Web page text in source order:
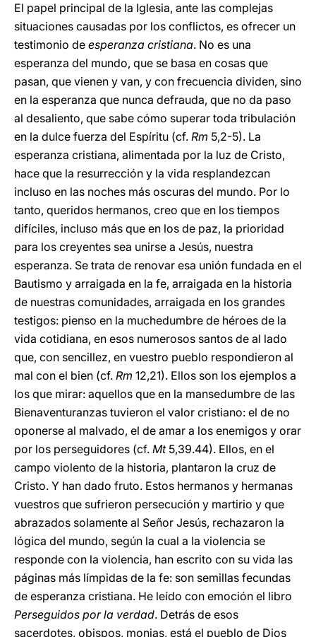
El papel principal de la Iglesia, ante las complejas
situaciones causadas por los conflictos, es ofrecer un
testimonio de esperanza cristiana. No es una
esperanza del mundo, que se basa en cosas que
pasan, que vienen y van, y con frecuencia dividen, sino
en la esperanza que nunca defrauda, que no da paso
al desaliento, que sabe cómo superar toda tribulación
en la dulce fuerza del Espíritu (cf. Rm 5,2-5). La
esperanza cristiana, alimentada por la luz de Cristo,
hace que la resurrección y la vida resplandezcan
incluso en las noches más oscuras del mundo. Por lo
tanto, queridos hermanos, creo que en los tiempos
difíciles, incluso más que en los de paz, la prioridad
para los creyentes sea unirse a Jesús, nuestra
esperanza. Se trata de renovar esa unión fundada en el
Bautismo y arraigada en la fe, arraigada en la historia
de nuestras comunidades, arraigada en los grandes
testigos: pienso en la muchedumbre de héroes de la
vida cotidiana, en esos numerosos santos de al lado
que, con sencillez, en vuestro pueblo respondieron al
mal con el bien (cf. Rm 12,21). Ellos son los ejemplos a
los que mirar: aquellos que en la mansedumbre de las
Bienaventuranzas tuvieron el valor cristiano: el de no
oponerse al malvado, el de amar a los enemigos y orar
por los perseguidores (cf. Mt5,39.44). Ellos, en el
campo violento de la historia, plantaron la cruz de
Cristo. Y han dado fruto. Estos hermanos y hermanas
vuestros que sufrieron persecución y martirio y que
abrazados solamente al Señor Jesús, rechazaron la
lógica del mundo, según la cual a la violencia se
responde con la violencia, han escrito con su vida las
páginas más límpidas de la fe: son semillas fecundas
de esperanza cristiana. He leído con emoción el libro
Perseguidos por la verdad. Detrás de esos
sacerdotes, obispos, monjas, está el pueblo de Dios